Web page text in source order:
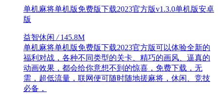
单机麻将单机版免费版下载2023官方版v1.3.0单机版安卓
版
益智休闲 /145.8M
单机麻将单机版免费版下载2023官方版可以体验全新的
福利对战，各种不同类型的关卡、精巧的画风、逼真的
动画效果，都会给你意想不到的惊喜，免费下载，无
需，超低流量，联网便可随时随地搓麻将，休闲、竞技
必备，